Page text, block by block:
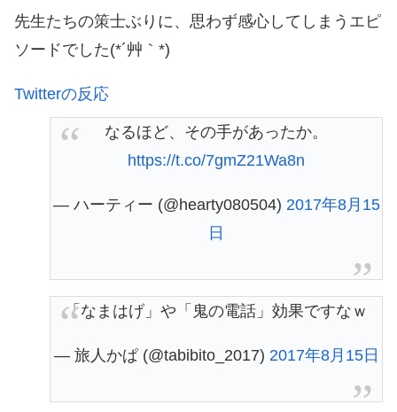
先生たちの策士ぶりに、思わず感心してしまうエピ
ソードでした(*´艸｀*)
Twitterの反応
なるほど、その手があったか。
https://t.co/7gmZ21Wa8n
— ハーティー (@hearty080504) 2017年8月15
日
「なまはげ」や「鬼の電話」効果ですなｗ
— 旅人かぱ (@tabibito_2017) 2017年8月15日